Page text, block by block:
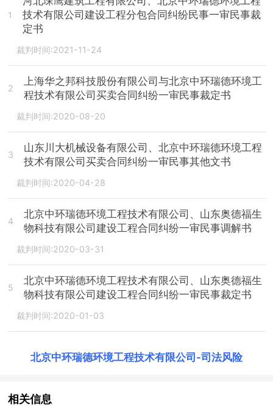
1
技术有限公司建设工程分包合同纠纷民事一审民事裁
定书
裁判时间:2021-11-24
2
上海华之邦科技股份有限公司与北京中环瑞德环境工
程技术有限公司买卖合同纠纷一审民事裁定书
裁判时间:2020-08-20
3
山东川大机械设备有限公司、北京中环瑞德环境工程
技术有限公司买卖合同纠纷一审民事其他文书
裁判时间:2020-04-28
4
北京中环瑞德环境工程技术有限公司、山东奥德福生
物科技有限公司建设工程合同纠纷一审民事调解书
裁判时间:2020-03-31
5
北京中环瑞德环境工程技术有限公司、山东奥德福生
物科技有限公司建设工程合同纠纷一审民事裁定书
裁判时间:2020-01-03
北京中环瑞德环境工程技术有限公司 -司法风险
相关信息